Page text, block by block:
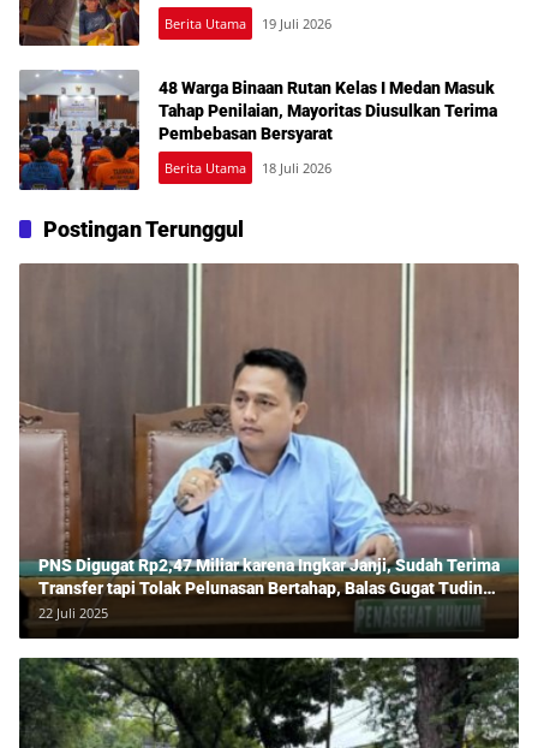
hingga Sulit Akses Bantuan
Berita Utama 19 Juli 2026
48 Warga Binaan Rutan Kelas I Medan Masuk
Tahap Penilaian, Mayoritas Diusulkan Terima
Pembebasan Bersyarat
Berita Utama 18 Juli 2026
Postingan Terunggul
PNS Digugat Rp2,47 Miliar karena Ingkar Janji, Sudah Terima
Transfer tapi Tolak Pelunasan Bertahap, Balas Gugat Tuding
Lawan Tipu Rp850 Juta
22 Juli 2025